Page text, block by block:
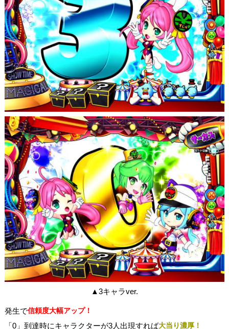
▲3キャラver.
発生で信頼度大幅アップ！
「0」到達時にキャラクターが3人出現すれば大当り濃厚！